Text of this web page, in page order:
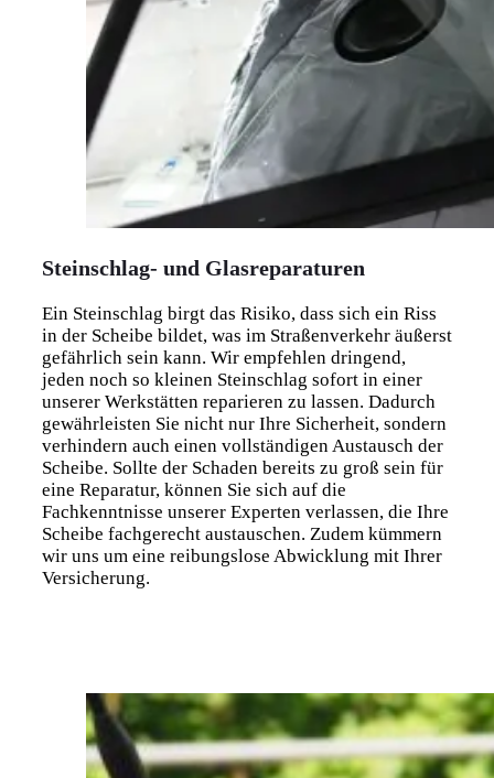
Steinschlag- und Glasreparaturen
Ein Steinschlag birgt das Risiko, dass sich ein Riss
in der Scheibe bildet, was im Straßenverkehr äußerst
gefährlich sein kann. Wir empfehlen dringend,
jeden noch so kleinen Steinschlag sofort in einer
unserer Werkstätten reparieren zu lassen. Dadurch
gewährleisten Sie nicht nur Ihre Sicherheit, sondern
verhindern auch einen vollständigen Austausch der
Scheibe. Sollte der Schaden bereits zu groß sein für
eine Reparatur, können Sie sich auf die
Fachkenntnisse unserer Experten verlassen, die Ihre
Scheibe fachgerecht austauschen. Zudem kümmern
wir uns um eine reibungslose Abwicklung mit Ihrer
Versicherung.